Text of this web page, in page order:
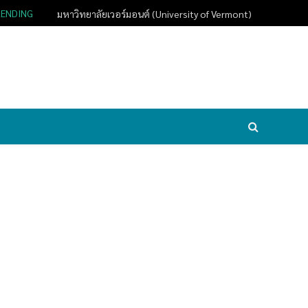
มหาวิทยาลัยเวอร์มอนต์ (University of Vermont)